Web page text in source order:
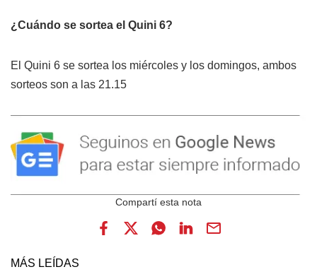
¿Cuándo se sortea el Quini 6?
El Quini 6 se sortea los miércoles y los domingos, ambos
sorteos son a las 21.15
MÁS LEÍDAS